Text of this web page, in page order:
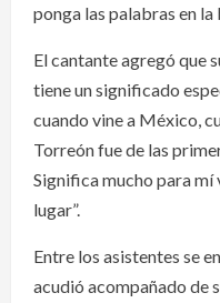
ponga las palabras en la
El cantante agregó que
tiene un significado
cuando vine a México,
Torreón fue de las
Significa mucho para
lugar”.
Entre los asistentes se
acudió acompañado de